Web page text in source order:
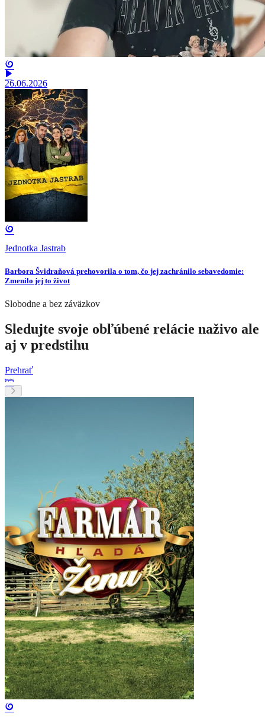
26.06.2026
Jednotka Jastrab
Barbora Švidraňová prehovorila o tom, čo jej zachránilo sebavedomie:
Zmenilo jej to život
Slobodne a bez záväzkov
Sledujte svoje obľúbené relácie naživo ale
aj v predstihu
Prehrať